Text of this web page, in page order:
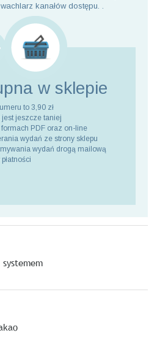
kanałów dostępu. .
w sklepie
to 3,90 zł
jeszcze taniej
PDF oraz on-line
wydań ze strony sklepu
wydań drogą mailową